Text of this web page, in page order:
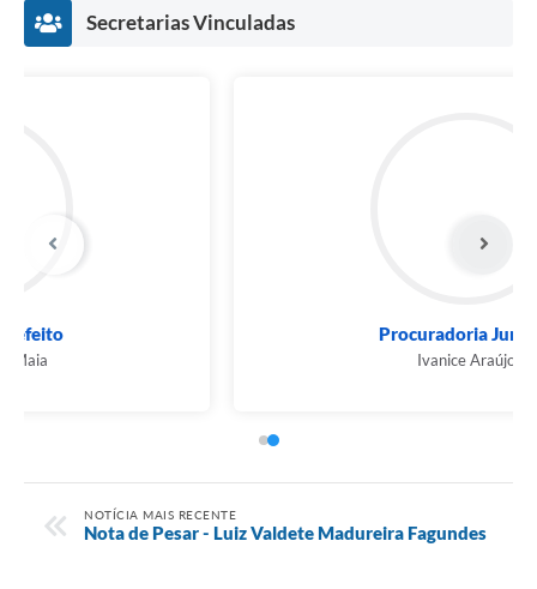
Secretarias Vinculadas
NOTÍCIA MAIS RECENTE
Nota de Pesar - Luiz Valdete Madureira Fagundes